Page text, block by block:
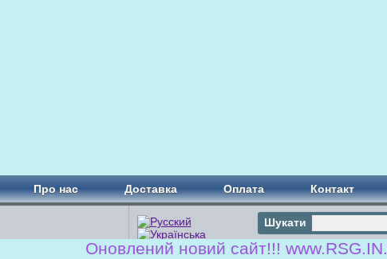
Про нас Доставка Оплата Контакт
Шукати
Оновлений новий сайт!!! www.RSG.IN.UA